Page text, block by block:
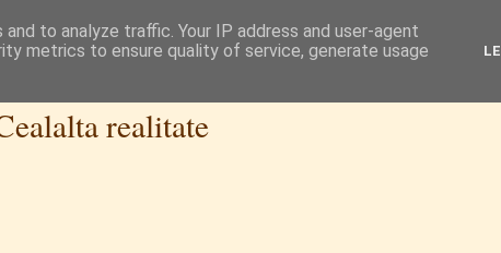
realitate
to analyze traffic. Your IP address and user-agent
metrics to ensure quality of service, generate usage